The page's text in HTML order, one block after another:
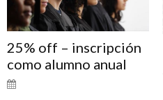
25% off – inscripción
como alumno anual